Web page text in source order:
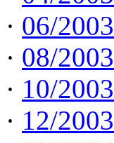
· 06/2003
· 08/2003
· 10/2003
· 12/2003